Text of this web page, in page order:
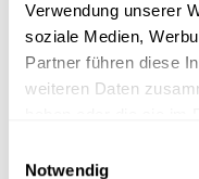
Verwendung unserer
soziale Medien,
Partner führen diese
weiteren Daten
Notwendig